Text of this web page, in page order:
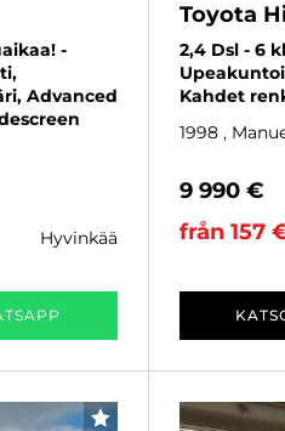
-
Advanced
hyvinkää
Toyota
2,4 Dsl - 6
Kahdet
1998 ,
9 990 €
från 157
FAVORITER